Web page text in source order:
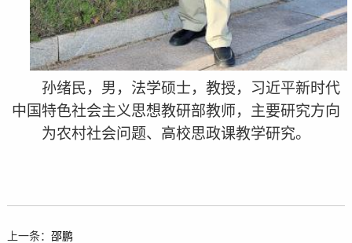
孙绪民， 男，法学硕士， 教授，
习近平新时代
中国特色社会主义思想教研部教师，主要研究方向
为农村社会问题、高校思政课教学研究。
上一条： 邵鹏